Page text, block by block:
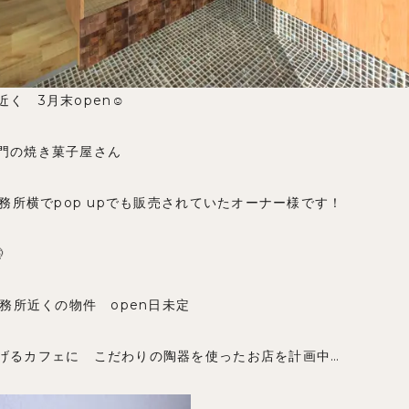
近く 3月末open☺️
の焼き菓子屋さん
所横でpop upでも販売されていたオーナー様です！
所近くの物件 open日未定
るカフェに こだわりの陶器を使ったお店を計画中…